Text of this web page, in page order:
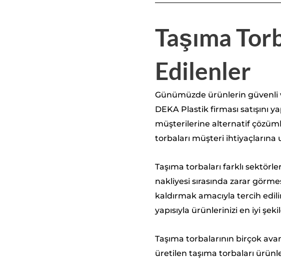
Taşıma
Edilenler
Günümüzde ürünlerin güvenli
DEKA Plastik firması satışını
müşterilerine alternatif
torbaları müşteri
Taşıma torbaları farklı
nakliyesi sırasında zarar
kaldırmak amacıyla tercih
yapısıyla ürünlerinizi en iyi
Taşıma torbalarının birçok
üretilen taşıma torbaları